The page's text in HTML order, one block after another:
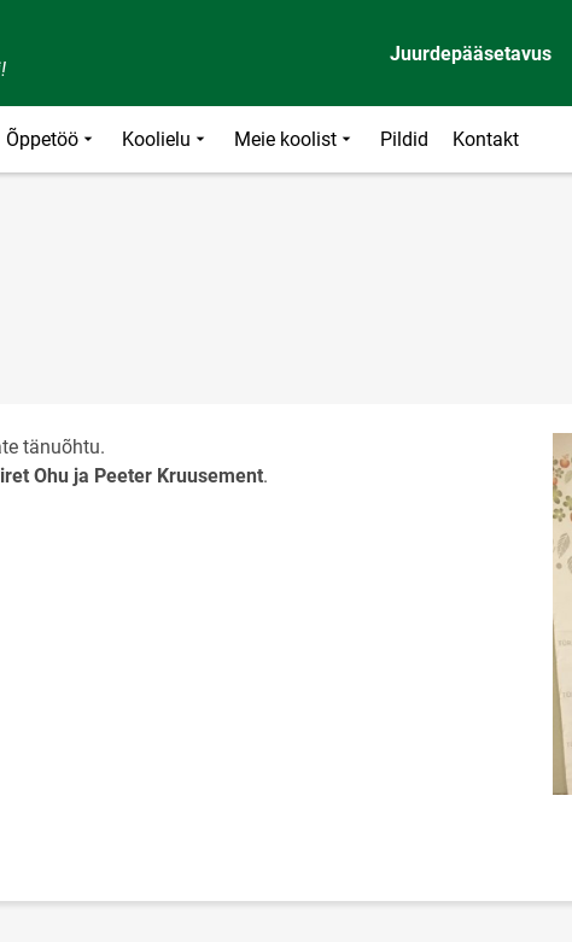
Juurdepääsetavus
Õppetöö Koolielu Meie koolist Pildid Kontakt
tänuõhtu.
Ohu ja Peeter Kruusement.